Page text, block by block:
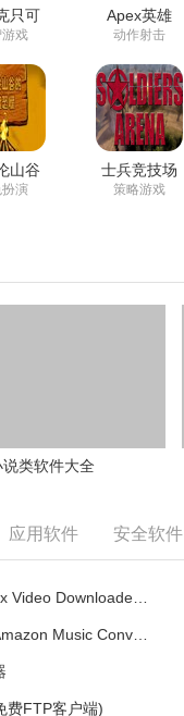
只可
戏
戏
Apex英雄
动作射击
山谷
恐慌
演
士兵竞技场
策略游戏
说类软件大全
应用软件 安全软件
费FTP客户端)